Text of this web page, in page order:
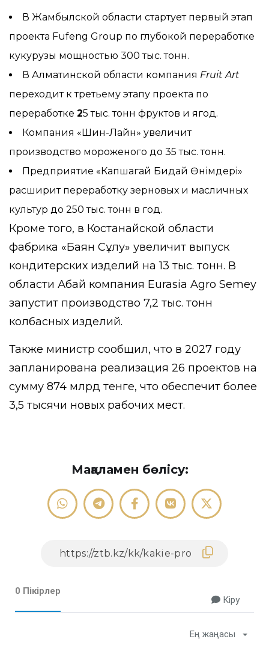
В Жамбылской области стартует первый этап
проекта Fufeng Group по глубокой переработке
кукурузы мощностью 300 тыс. тонн.
В Алматинской области компания Fruit Art
переходит к третьему этапу проекта по
переработке 25 тыс. тонн фруктов и ягод.
Компания «Шин-Лайн» увеличит
производство мороженого до 35 тыс. тонн.
Предприятие «Капшагай Бидай Өнімдері»
расширит переработку зерновых и масличных
культур до 250 тыс. тонн в год.
Кроме того, в Костанайской области
фабрика «Баян Сұлу» увеличит выпуск
кондитерских изделий на 13 тыс. тонн. В
области Абай компания Eurasia Agro Semey
запустит производство 7,2 тыс. тонн
колбасных изделий.
Также министр сообщил, что в 2027 году
запланирована реализация 26 проектов на
сумму 874 млрд тенге, что обеспечит более
3,5 тысячи новых рабочих мест.
Мақаламен бөлісу:
0 Пікірлер
Кіру
Ең жаңасы